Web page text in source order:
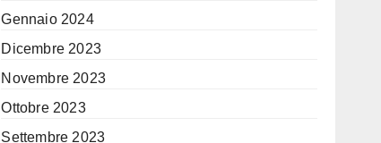
Gennaio 2024
Dicembre 2023
Novembre 2023
Ottobre 2023
Settembre 2023